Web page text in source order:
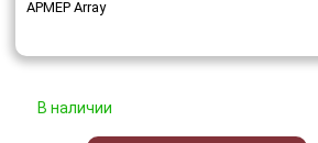
АРМЕР Array
В наличии